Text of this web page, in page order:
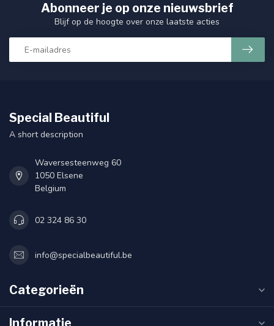
Abonneer je op onze nieuwsbrief
Blijf op de hoogte over onze laatste acties
Special Beautiful
A short description
Waversesteenweg 60
1050 Elsene
Belgium
02 324 86 30
info@specialbeautiful.be
Categorieën
Informatie